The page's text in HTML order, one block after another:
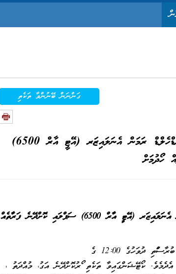
ގަންނަން ބޭނުންވާ ތަކެތި
މޯލްޑިވްސް ފުޑް އެންޑް ޑްރަގް އޮތޯރިޓީ އަށް ބޭނުންވާ ފޯޖީ ހޭންޑްހެލްޑް ރަމަން އެނަލައިޒަރ (އޭޓީ އާރް 6500)
ހޯދުމަށް
އާރް 6500) ސަޕްލައި ކޮށްދޭނެ
ފަރާތެއް
ވީމާ، މިތަކެތި ސަޕްލައި ކޮށްދޭން ޝައުޤުވެރިވާ ފަރާތްތަކުން 07 މޭ 2026 ވާ ބުރާސްފަތި ދުވަހުގެ 12:00 ގެ
ކޯޓޭޝަންގައިވާ ތަކެތި ފޯރުކޮށްދޭނެ އަގު، މުއްދަތު ،